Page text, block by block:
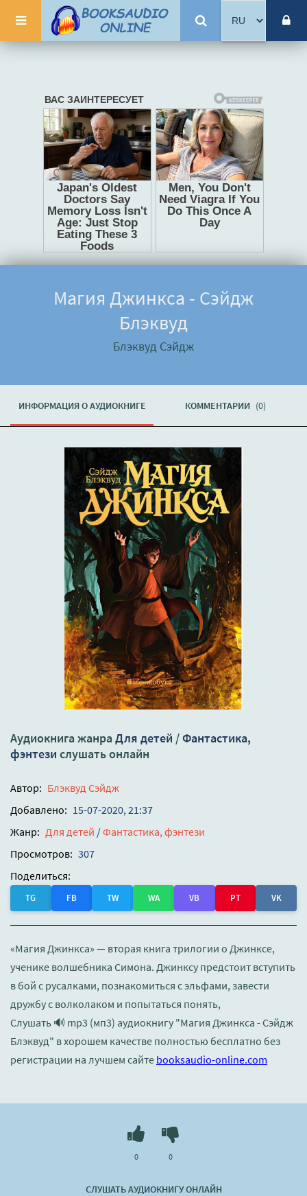
Магия Джинкса - Сэйдж
Блэквуд
Блэквуд Сэйдж
ИНФОРМАЦИЯ О АУДИОКНИГЕ КОММЕНТАРИИ (0)
Аудиокнига жанра Для детей /Фантастика,
фэнтези слушать онлайн
Автор: Блэквуд Сэйдж
Добавлено: 15-07-2020, 21:37
Жанр: Для детей /Фантастика, фэнтези
Просмотров: 307
Поделиться:
TG FB TW WA VB PT VK
«Магия Джинкса» — вторая книга трилогии о Джинксе,
ученике волшебника Симона. Джинксу предстоит вступить
в бой с русалками, познакомиться с эльфами, завести
дружбу с волколаком и попытаться понять,
Слушать 🔊 mp3 (мп3) аудиокнигу "Магия Джинкса - Сэйдж
Блэквуд" в хорошем качестве полностью бесплатно без
регистрации на лучшем сайте booksaudio-online.com
СЛУШАТЬ АУДИОКНИГУ ОНЛАЙН
0 0